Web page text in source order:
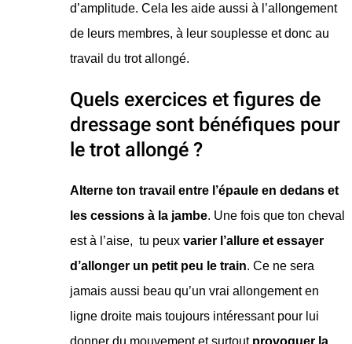
d’amplitude. Cela les aide aussi à l’allongement
de leurs membres, à leur souplesse et donc au
travail du trot allongé.
Quels exercices et figures de
dressage sont bénéfiques pour
le trot allongé ?
Alterne ton travail entre l’épaule en dedans et
les cessions à la jambe. Une fois que ton cheval
est à l’aise, tu peux varier l’allure et essayer
d’allonger un petit peu le train. Ce ne sera
jamais aussi beau qu’un vrai allongement en
ligne droite mais toujours intéressant pour lui